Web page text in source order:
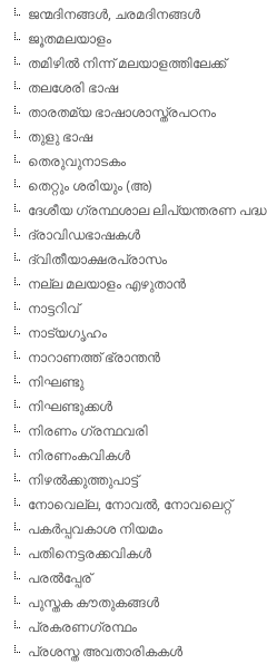
ജന്മദിനങ്ങള്‍, ചരമദിനങ്ങള്‍
ജൂതമലയാളം
തമിഴില്‍ നിന്ന് മലയാളത്തിലേക്ക്
തലശേരി ഭാഷ
താരതമ്യ ഭാഷാശാസ്ത്രപഠനം
തുളു ഭാഷ
തെരുവുനാടകം
തെറ്റും ശരിയും (അ)
ദേശീയ ഗ്രന്ഥശാല ലിപ്യന്തരണ
ദ്രാവിഡഭാഷകള്‍
ദ്വിതീയാക്ഷരപ്രാസം
നല്ല മലയാളം എഴുതാന്‍
നാട്ടറിവ്
നാട്യഗൃഹം
നാറാണത്ത് ഭ്രാന്തന്‍
നിഘണ്ടു
നിഘണ്ടുക്കള്‍
നിരണം ഗ്രന്ഥവരി
നിരണംകവികള്‍
നിഴല്‍ക്കുത്തുപാട്ട്
നോവെല്ല, നോവല്‍, നോവലെറ്റ്
പകര്‍പ്പവകാശ നിയമം
പതിനെട്ടരക്കവികള്‍
പരല്‍പ്പേര്
പുസ്തക കൗതുകങ്ങള്‍
പ്രകരണഗ്രന്ഥം
പ്രശസ്ത അവതാരികകള്‍